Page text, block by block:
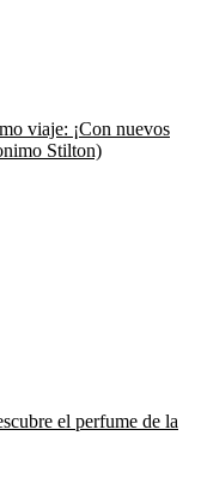
viaje: ¡Con nuevos
Stilton)
el perfume de la